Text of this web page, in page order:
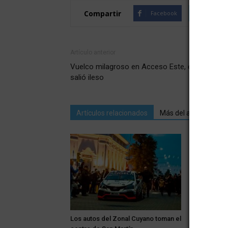
Compartir Facebook
Vuelco milagroso en Acceso Este, el conductor
salió ileso
Artículos relacionados Más del autor
Los autos del Zonal Cuyano toman el